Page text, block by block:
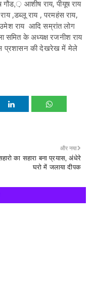
आशीष राय, पीयूष राय
,डब्लू राय , परमहंस राय,
राय आदि सम्रांत लोग
समित के अध्यक्ष रजनीश राय
प्रशासन की देखरेख में मेले
और नया
का सहारा बना प्रयास, अंधेरे
घरो में जलाया दीपक